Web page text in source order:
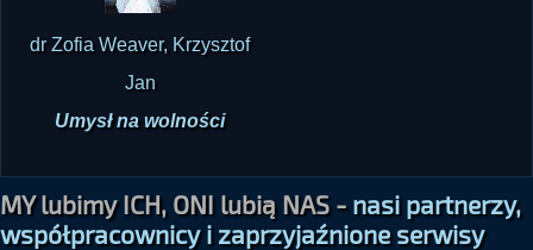
dr Zofia Weaver, Krzysztof
Jan
Umysł na wolności
MY lubimy ICH, ONI lubią NAS -nasi partnerzy,